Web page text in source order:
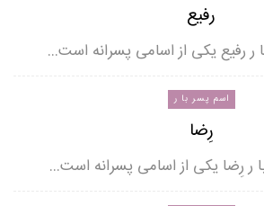
رفیع
ر رفیع یکی از اسامی پسرانه است…
اسم پسر با ر
رِضا
ر رِضا یکی از اسامی پسرانه است…